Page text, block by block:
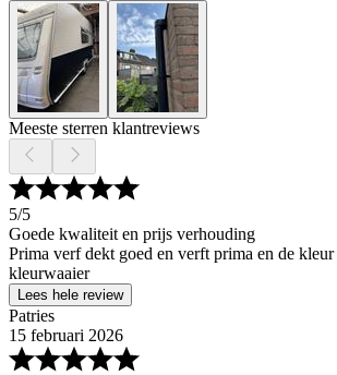
Meeste sterren klantreviews
5/5
Goede kwaliteit en prijs verhouding
Prima verf dekt goed en verft prima en de
kleurwaaier
Lees hele review
Patries
15 februari 2026